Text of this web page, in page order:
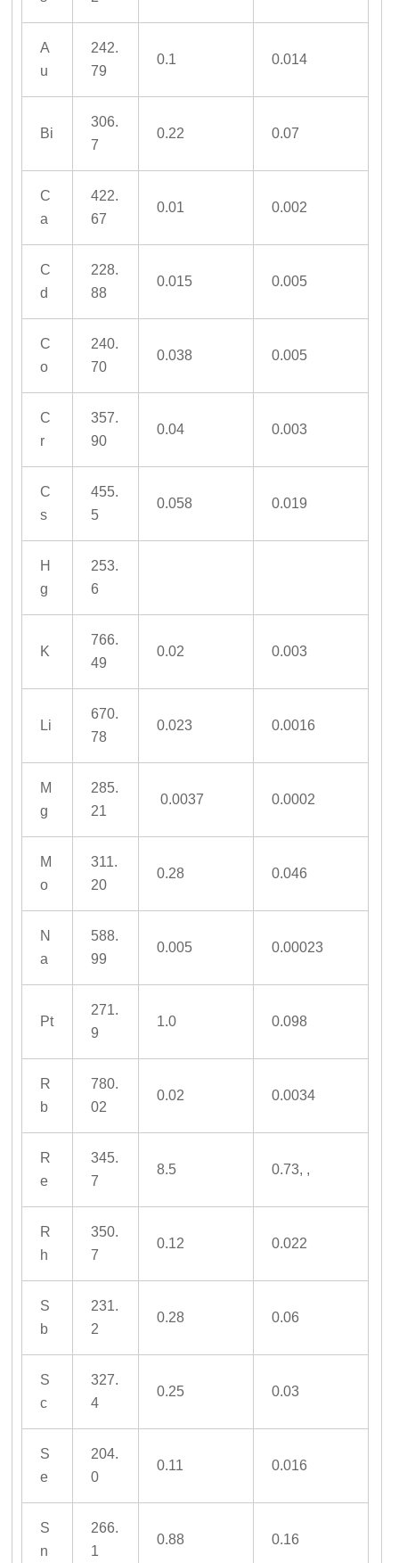
A
u
242.
79
0.1 0.014
Bi
306.
7
0.22 0.07
C
a
422.
67
0.01 0.002
C
d
228.
88
0.015 0.005
C
o
240.
70
0.038 0.005
C
r
357.
90
0.04 0.003
C
s
455.
5
0.058 0.019
H
g
253.
6
K
766.
49
0.02 0.003
Li
670.
78
0.023 0.0016
M
g
285.
21
0.0037 0.0002
M
o
311.
20
0.28 0.046
N
a
588.
99
0.005 0.00023
Pt
271.
9
1.0 0.098
R
b
780.
02
0.02 0.0034
R
e
345.
7
8.5 0.73, ,
R
h
350.
7
0.12 0.022
S
b
231.
2
0.28 0.06
S
c
327.
4
0.25 0.03
S
e
204.
0
0.11 0.016
S
n
266.
1
0.88 0.16